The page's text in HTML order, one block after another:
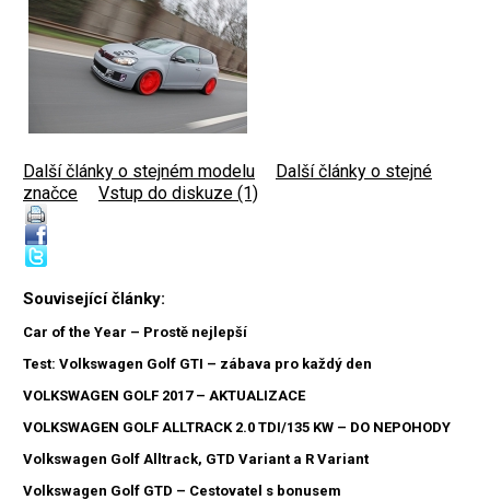
Další články o stejném modelu
Další články o stejné
značce
Vstup do diskuze (1)
Související články:
Car of the Year – Prostě nejlepší
Test: Volkswagen Golf GTI – zábava pro každý den
VOLKSWAGEN GOLF 2017 – AKTUALIZACE
VOLKSWAGEN GOLF ALLTRACK 2.0 TDI/135 KW – DO NEPOHODY
Volkswagen Golf Alltrack, GTD Variant a R Variant
Volkswagen Golf GTD – Cestovatel s bonusem